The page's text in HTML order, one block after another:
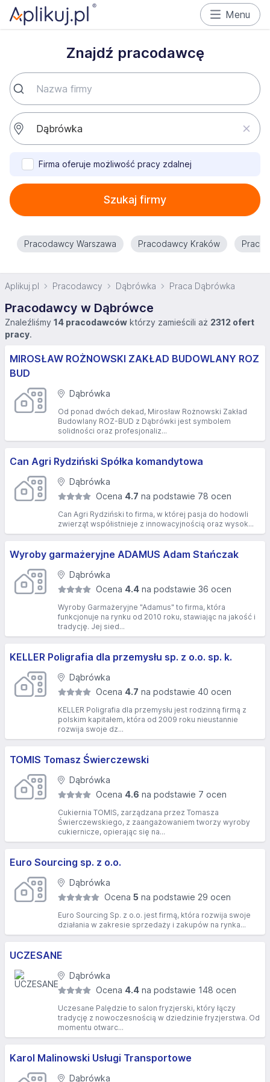
Menu
Znajdź pracodawcę
Firma oferuje możliwość pracy zdalnej
Szukaj firmy
Pracodawcy Warszawa Pracodawcy Kraków
Aplikuj.pl Pracodawcy Dąbrówka Praca Dąbrówka
Pracodawcy w Dąbrówce
Znaleźliśmy 14 pracodawców którzy zamieścili aż 2312 ofert
pracy.
MIROSŁAW ROŻNOWSKI ZAKŁAD BUDOWLANY ROZ
BUD
Dąbrówka
Od ponad dwóch dekad, Mirosław Rożnowski Zakład
Budowlany ROZ-BUD z Dąbrówki jest symbolem
solidności oraz profesjonaliz...
Can Agri Rydziński Spółka komandytowa
Dąbrówka
Ocena 4.7 na podstawie 78 ocen
Can Agri Rydziński to firma, w której pasja do hodowli
zwierząt współistnieje z innowacyjnością oraz wysok...
Wyroby garmażeryjne ADAMUS Adam Stańczak
Dąbrówka
Ocena 4.4 na podstawie 36 ocen
Wyroby Garmażeryjne "Adamus" to firma, która
funkcjonuje na rynku od 2010 roku, stawiając na jakość i
tradycję. Jej sied...
KELLER Poligrafia dla przemysłu sp. z o.o. sp. k.
Dąbrówka
Ocena 4.7 na podstawie 40 ocen
KELLER Poligrafia dla przemysłu jest rodzinną firmą z
polskim kapitałem, która od 2009 roku nieustannie
rozwija swoje dz...
TOMIS Tomasz Świerczewski
Dąbrówka
Ocena 4.6 na podstawie 7 ocen
Cukiernia TOMIS, zarządzana przez Tomasza
Świerczewskiego, z zaangażowaniem tworzy wyroby
cukiernicze, opierając się na...
Euro Sourcing sp. z o.o.
Dąbrówka
Ocena 5 na podstawie 29 ocen
Euro Sourcing Sp. z o.o. jest firmą, która rozwija swoje
działania w zakresie sprzedaży i zakupów na rynka...
UCZESANE
Dąbrówka
Ocena 4.4 na podstawie 148 ocen
Uczesane Palędzie to salon fryzjerski, który łączy
tradycję z nowoczesnością w dziedzinie fryzjerstwa. Od
momentu otwarc...
Karol Malinowski Usługi Transportowe
Dąbrówka